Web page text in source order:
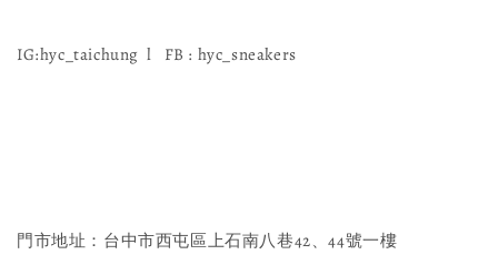
IG:hyc_taichung l FB : hyc_sneakers
門市地址：台中市西屯區上石南八巷42、44號一樓